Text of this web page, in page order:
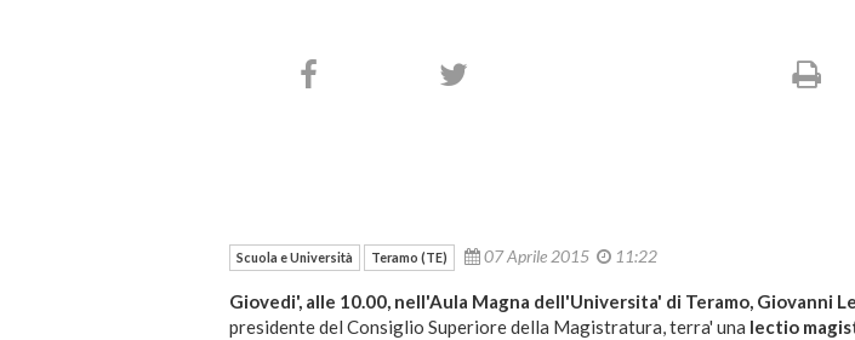
Scuola e Università Teramo (TE) 07 Aprile 2015 11:22
Giovedi', alle 10.00, nell'Aula Magna dell'Universita' di Teramo, Giovanni
presidente del Consiglio Superiore della Magistratura, terra' una lectio